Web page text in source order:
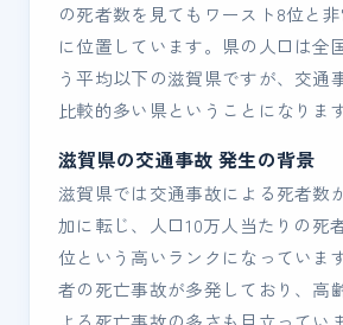
の死者数を見てもワースト8位と
に位置しています。県の人口は全
う平均以下の滋賀県ですが、交通
比較的多い県ということになります
滋賀県の交通事故 発生の背景
滋賀県では交通事故による死者数
加に転じ、人口10万人当たりの死
位という高いランクになっていま
者の死亡事故が多発しており、高